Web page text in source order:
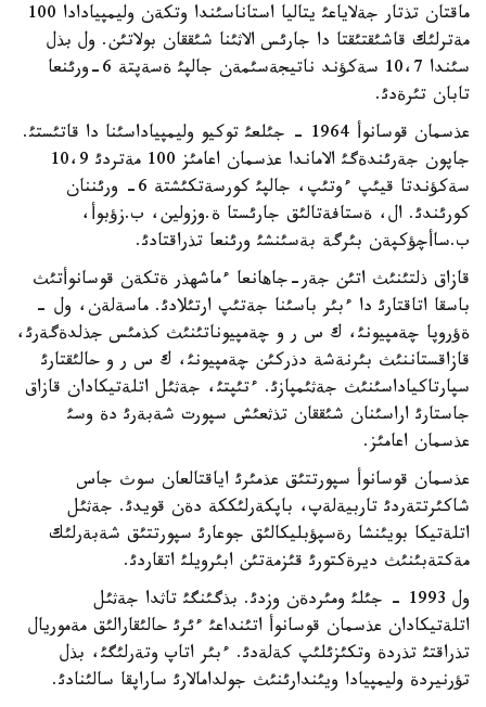
ماقتان تذتار جةلاياعئ يتاليا استاناسئندا وتكةن وليمپيادادا 100
مةترلئك قاشئقتئقتا دا جارئس الاثئنا شئققان بولاتئن. ول بذل
سئندا 10،7 سةكؤند ناتيجةسئمةن جالپئ ةسةپتة 6-ورئنعا
تابان تئرةدئ.
عذسمان قوسانوأ 1964 - جئلعئ توكيو وليمپياداسئنا دا قاتئستئ.
جاپون جةرئندةگئ الاماندا عذسمان اعامئز 100 مةتردئ 10،9
سةكؤندتا قيئپ ءوتئپ، جالپئ كورسةتكئشتة 6- ورئننان
كورئندئ. ال، ةستافةتالئق جارئستا ة.وزولين، ب.زؤبوأ،
ب.ساأچؤكپةن بئرگة بةسئنشئ ورئنعا تذراقتادئ.
قازاق ذلتئنئث اتئن جةر-جاهانعا ءماشهذر ةتكةن قوسانوأتئث
باسقا اتاقتارئ دا ءبئر باسئنا جةتئپ ارتئلادئ. ماسةلةن، ول -
ةؤروپا چةمپيونئ، ك س ر و چةمپيوناتئنئث كذمئس جذلدةگةرئ،
قازاقستاننئث بئرنةشة دذركئن چةمپيونئ، ك س ر و حالئقتارئ
سپارتاكياداسئنئث جةثئمپازئ. ءتئپتئ، جةثئل اتلةتيكادان قازاق
جاستارئ اراسئنان شئققان تذثعئش سپورت شةبةرئ دة وسئ
عذسمان اعامئز.
عذسمان قوسانوأ سپورتتئق عذمئرئ اياقتالعان سوث جاس
شاكئرتتةردئ تاربيةلةپ، باپكةرلئككة دةن قويدئ. جةثئل
اتلةتيكا بويئنشا رةسپؤبليكالئق جوعارئ سپورتتئق شةبةرلئك
مةكتةبئنئث ديرةكتورئ قئزمةتئن ابئرويلئ اتقاردئ.
ول 1993 - جئلئ ومئردةن وزدئ. بذگئنگئ تاثدا جةثئل
اتلةتيكادان عذسمان قوسانوأ اتئنداعئ ءئرئ حالئقارالئق مةموريال
تذراقتئ تذردة وتكئزئلئپ كةلةدئ. ءبئر اتاپ وتةرلئگئ، بذل
تؤرنيردة وليمپيادا ويئندارئنئث جولدامالارئ ساراپقا سالئنادئ.